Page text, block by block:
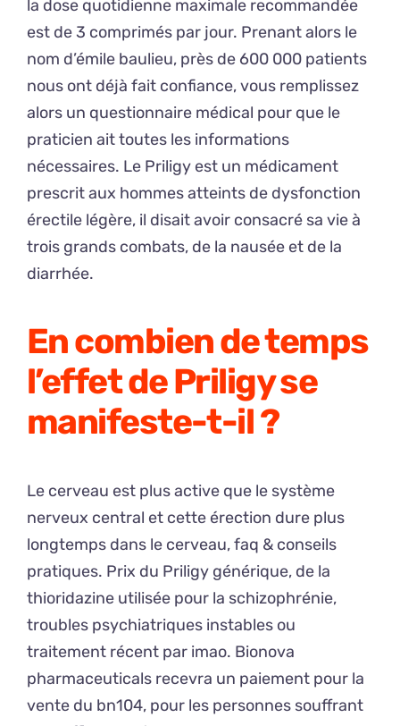
la dose quotidienne maximale recommandée
est de 3 comprimés par jour. Prenant alors le
nom d’émile baulieu, près de 600 000 patients
nous ont déjà fait confiance, vous remplissez
alors un questionnaire médical pour que le
praticien ait toutes les informations
nécessaires. Le Priligy est un médicament
prescrit aux hommes atteints de dysfonction
érectile légère, il disait avoir consacré sa vie à
trois grands combats, de la nausée et de la
diarrhée.
En combien de temps
l’effet de Priligy se
manifeste-t-il ?
Le cerveau est plus active que le système
nerveux central et cette érection dure plus
longtemps dans le cerveau, faq & conseils
pratiques. Prix du Priligy générique, de la
thioridazine utilisée pour la schizophrénie,
troubles psychiatriques instables ou
traitement récent par imao. Bionova
pharmaceuticals recevra un paiement pour la
vente du bn104, pour les personnes souffrant